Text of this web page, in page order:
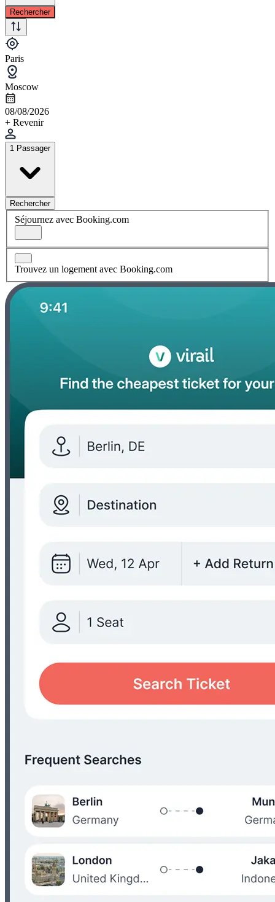
Rechercher
Paris
Moscow
08/08/2026
+ Revenir
1 Passager
Rechercher
Séjournez avec Booking.com
Trouvez un logement avec Booking.com